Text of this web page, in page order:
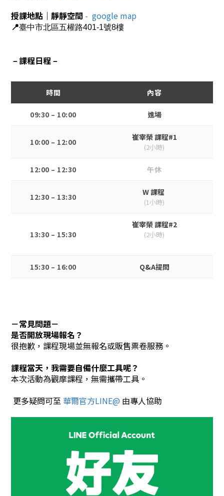
授課地點｜靜靜空間 - google map
📍臺中市北區五權路401-1號8樓
－課程日程 －
時間 內容
09:30 – 10:00 進場
10:00 – 12:00 崔宰榮 課程#1
(2小時)
12:00 – 12:30 午休
12:30 – 13:30 W 課程
(1小時)
13:30 – 15:30
崔宰榮課程#2
(2小時)
15:30 – 16:00 Q&A提問
－常見問題－
是否開放現場報名？
很抱歉，課程現場並無報名或販售票卷服務。
課程當天，我需要自備什麼工具呢？
本次活動為觀摩課程，無需攜帶工具。
更多疑問可至 華爾官方LINE@ 由專人協助